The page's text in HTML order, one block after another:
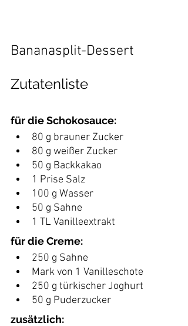
Bananasplit-Dessert
Zutatenliste
für die Schokosauce:
80 g brauner Zucker
80 g weißer Zucker
50 g Backkakao
1 Prise Salz
100 g Wasser
50 g Sahne
1 TL Vanilleextrakt
für die Creme:
250 g Sahne
Mark von 1 Vanilleschote
250 g türkischer Joghurt
50 g Puderzucker
zusätzlich: